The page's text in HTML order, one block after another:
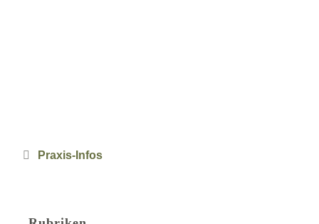
Kategorien
Praxis-Infos